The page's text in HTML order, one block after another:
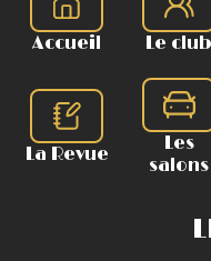
Accueil Le club
La Revue
Les
salons